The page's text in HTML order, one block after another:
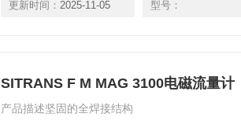
更新时间： 2025-11-05 型号：
SITRANS F M MAG 3100电磁流量计
产品描述坚固的全焊接结构